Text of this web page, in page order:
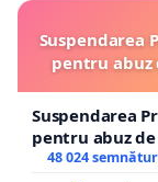
Suspendarea
pentru abuz
Suspendarea
pentru abuz
48 024